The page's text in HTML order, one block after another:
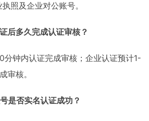
照及企业对公账号。
后多久完成认证审核？
分钟内认证完成审核；企业认证预计1-
审核。
是否实名认证成功？